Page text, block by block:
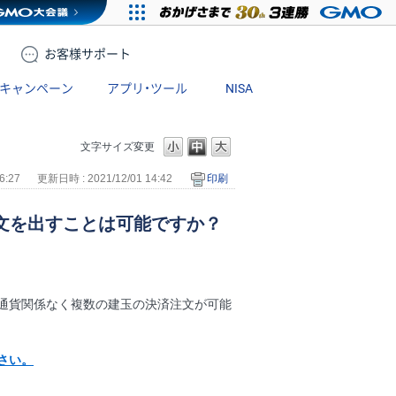
お客様サポート
キャンペーン アプリ・ツール NISA
文字サイズ変更
更新日時 : 2021/12/01 14:42 印刷
出すことは可能ですか？
貨関係なく複数の建玉の決済注文が可能
い。